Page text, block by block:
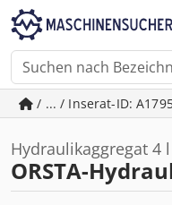
/ ... / Inserat-ID:
Hydraulikaggregat 4
ORSTA-